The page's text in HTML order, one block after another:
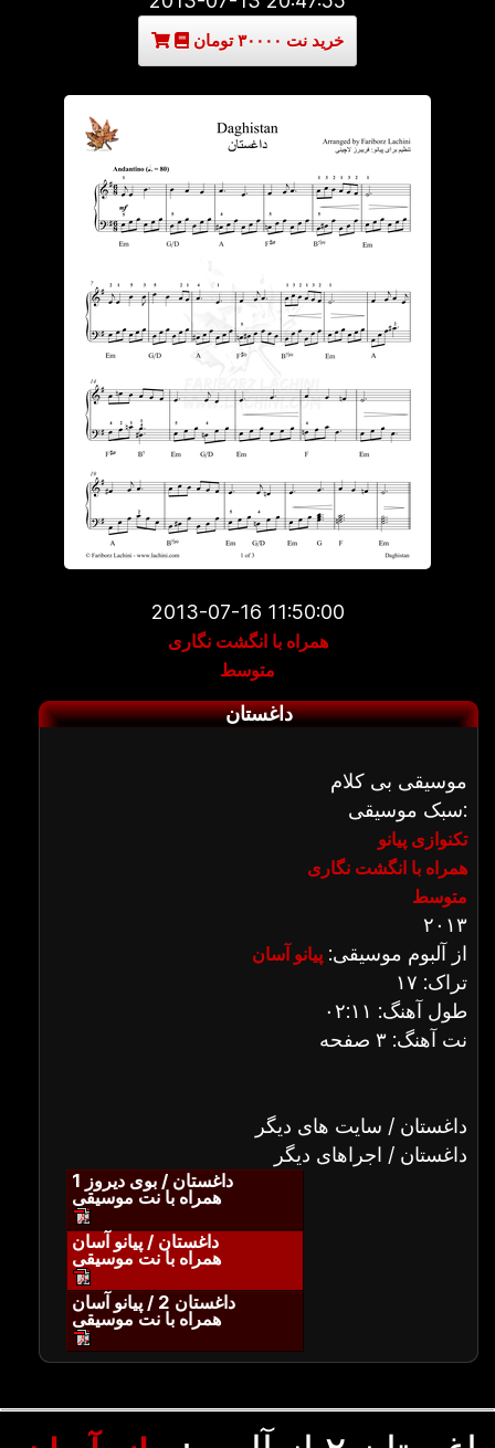
خرید نت ۳۰۰۰۰ تومان
2013-07-16 11:50:00
همراه با انگشت نگاری
متوسط
داغستان
موسیقی بی کلام
سبک موسیقی:
تکنوازی پیانو
همراه با انگشت نگاری
متوسط
۲۰۱۳
از آلبوم موسیقی: پیانو آسان
تراک: ۱۷
طول آهنگ: ۰۲:۱۱
نت آهنگ: ۳ صفحه
داغستان / سایت های دیگر
داغستان / اجراهای دیگر
داغستان / بوی دیروز 1
همراه با نت موسیقی
داغستان / پیانو آسان
همراه با نت موسیقی
داغستان 2 / پیانو آسان
همراه با نت موسیقی